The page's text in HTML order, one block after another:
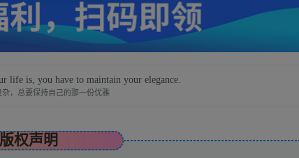
life is, you have to maintain your elegance.
杂，总要保持自己的那一份优雅
版权声明